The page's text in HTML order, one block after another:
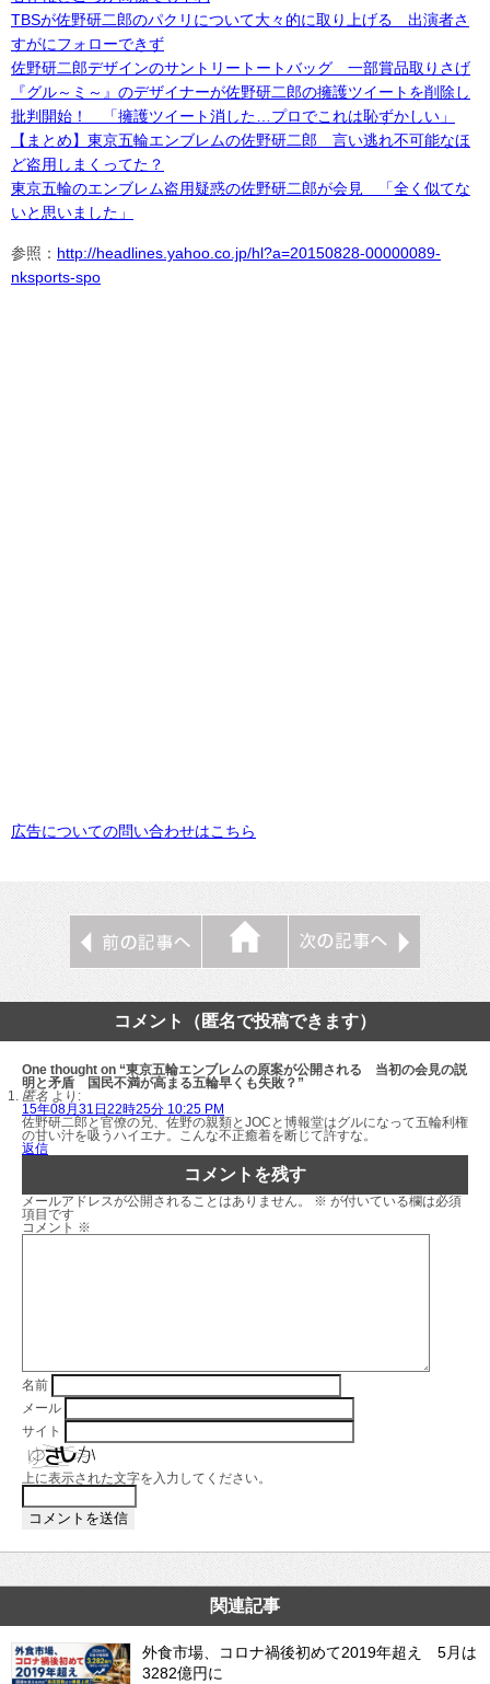
TBSが佐野研二郎のパクリについて大々的に取り上げる 出演者さ
すがにフォローできず
佐野研二郎デザインのサントリートートバッグ 一部賞品取りさげ
『グル～ミ～』のデザイナーが佐野研二郎の擁護ツイートを削除し
批判開始！ 「擁護ツイート消した…プロでこれは恥ずかしい」
【まとめ】東京五輪エンブレムの佐野研二郎 言い逃れ不可能なほ
ど盗用しまくってた？
東京五輪のエンブレム盗用疑惑の佐野研二郎が会見 「全く似てな
いと思いました」
参照： http://headlines.yahoo.co.jp/hl?a=20150828-00000089-
nksports-spo
広告についての問い合わせはこちら
コメント（匿名で投稿できます）
One thought on “東京五輪エンブレムの原案が公開される 当初の会見の説
明と矛盾 国民不満が高まる五輪早くも失敗？”
匿名 より:
15年08月31日22時25分 10:25 PM
佐野研二郎と官僚の兄、佐野の親類とJOCと博報堂はグルになって五輪利権
の甘い汁を吸うハイエナ。こんな不正癒着を断じて許すな。
返信
コメントを残す
メールアドレスが公開されることはありません。 ※ が付いている欄は必須
項目です
コメント ※
名前
メール
サイト
上に表示された文字を入力してください。
関連記事
外食市場、コロナ禍後初めて2019年超え 5月は
3282億円に